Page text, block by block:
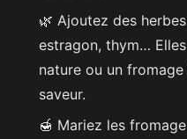
🌿 Ajoutez des
estragon, thym…
nature ou un
saveur.
🍯 Mariez les